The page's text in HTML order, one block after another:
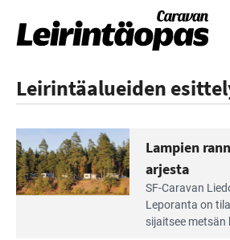
Leirintäalueiden
Lue
Lampien
arjesta
SF-Caravan
Leporanta on
sijaitsee metsän